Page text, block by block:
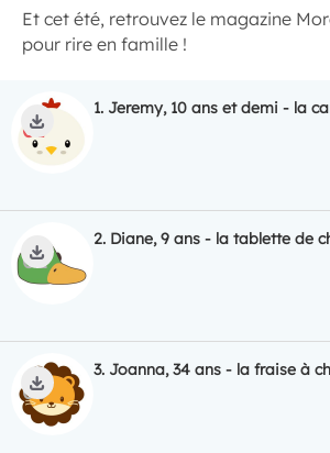
Et cet été, retrouvez le magazine
pour rire en famille !
1. Jeremy, 10 ans et demi - la
ECOUTER
TÉLÉCHARGER
2. Diane, 9 ans - la tablette de
ECOUTER
TÉLÉCHARGER
3. Joanna, 34 ans - la fraise à
ECOUTER
TÉLÉCHARGER